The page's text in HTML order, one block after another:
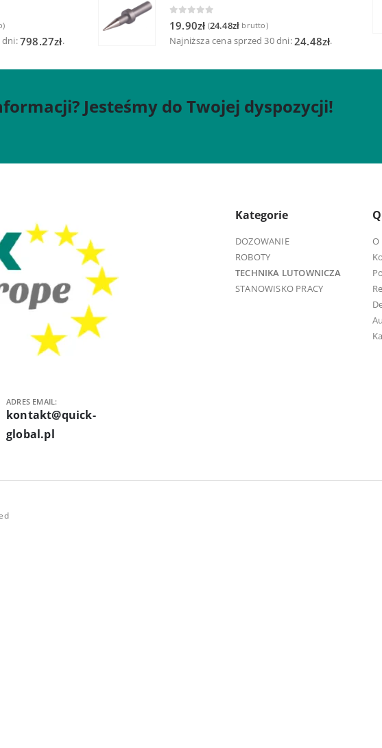
dni:798.27zł.
0 out of 5
19.90zł (24.48zł brutto)
Najniższa cena sprzed 30 dni:24.48zł.
Jesteśmy do Twojej dyspozycji!
ADRES EMAIL:
kontakt@quick-
global.pl
Kategorie
DOZOWANIE
ROBOTY
TECHNIKA LUTOWNICZA
STANOWISKO PRACY
O